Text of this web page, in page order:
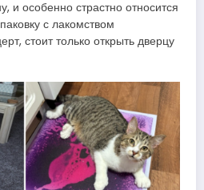
и особенно страстно относится
с лакомством
стоит только открыть дверцу